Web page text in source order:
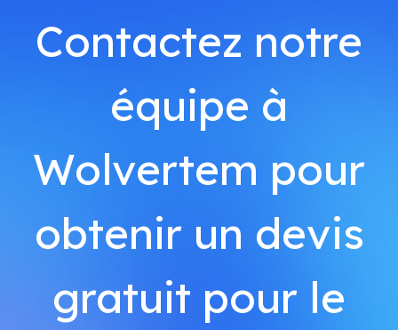
Contactez notre
équipe à
Wolvertem pour
obtenir un devis
gratuit pour le